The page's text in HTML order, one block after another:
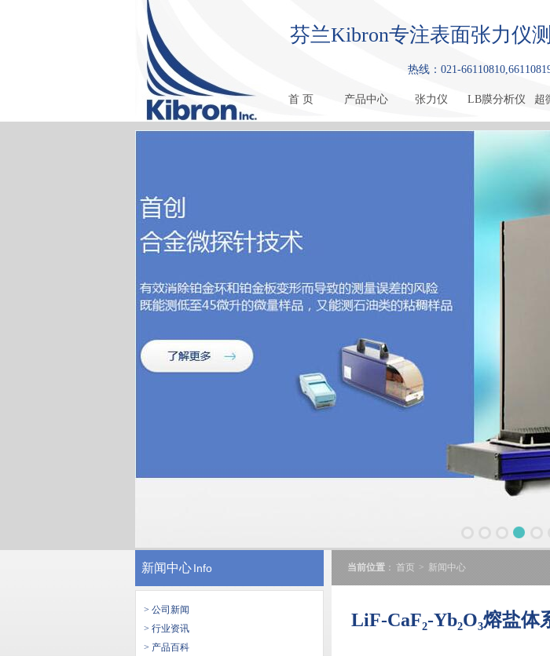
芬兰Kibron专注表面张力仪
热线：021-
首 页 产品中心 张力仪 LB膜分析仪 超
新闻中心Info
> 公司新闻
> 行业资讯
> 产品百科
当前位置 ： 首页 > 新闻中心
LiF-CaF₂-Yb₂O₃熔盐